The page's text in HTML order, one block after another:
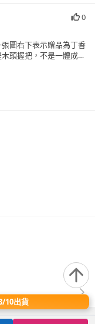
0
圖右下表示贈品為丁香
頭握把，不是一體成形
10出貨